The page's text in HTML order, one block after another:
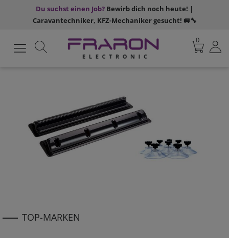
Du suchst einen Job? Bewirb dich noch heute! |
Caravantechniker, KFZ-Mechaniker gesucht! 🚐🔧
0
TOP-MARKEN